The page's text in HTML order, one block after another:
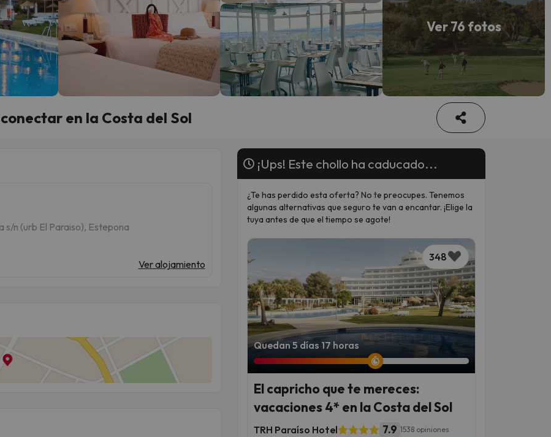
Ver 76 fotos
en la Costa del Sol
s/n (urb El Paraiso), Estepona
Ver alojamiento
¡Ups! Este chollo ha caducado...
¿Te has perdido esta oferta? No te preocupes. Tenemos
algunas alternativas que seguro te van a encantar. ¡Elige la
tuya antes de que el tiempo se agote!
348
Quedan 5 días 17 horas
El capricho que te mereces:
vacaciones 4* en la Costa del Sol
TRH Paraíso Hotel 7.9 1538 opiniones